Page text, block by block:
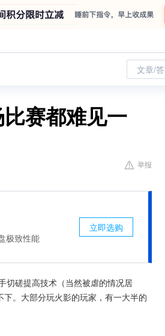
文章/
赛都难见一
举报
极致性能
立即选购
切磋提高技术（当然被虐的情况居
。大部分玩火影的玩家，有一大半的